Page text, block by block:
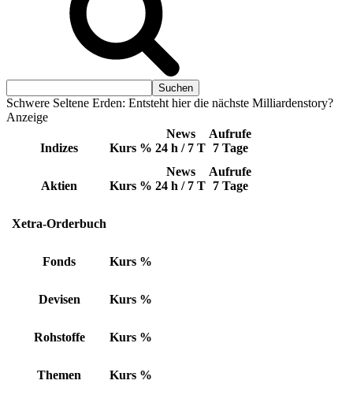
Schwere Seltene Erden: Entsteht hier die nächste Milliardenstory?
Anzeige
Indizes Kurs %
News
24 h / 7 T
Aufrufe
7 Tage
Aktien Kurs %
News
24 h / 7 T
Aufrufe
7 Tage
Xetra-Orderbuch
Fonds Kurs %
Devisen Kurs %
Rohstoffe Kurs %
Themen Kurs %